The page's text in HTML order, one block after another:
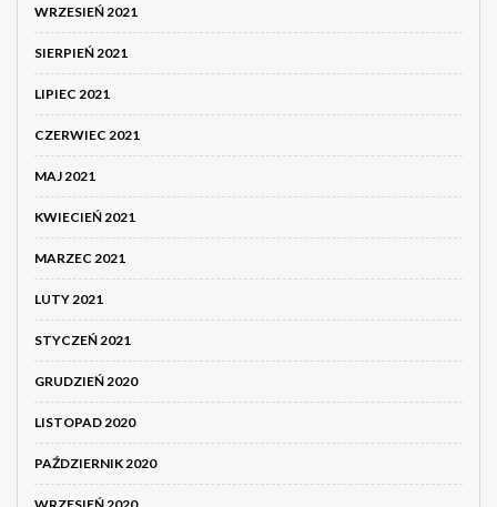
WRZESIEŃ 2021
SIERPIEŃ 2021
LIPIEC 2021
CZERWIEC 2021
MAJ 2021
KWIECIEŃ 2021
MARZEC 2021
LUTY 2021
STYCZEŃ 2021
GRUDZIEŃ 2020
LISTOPAD 2020
PAŹDZIERNIK 2020